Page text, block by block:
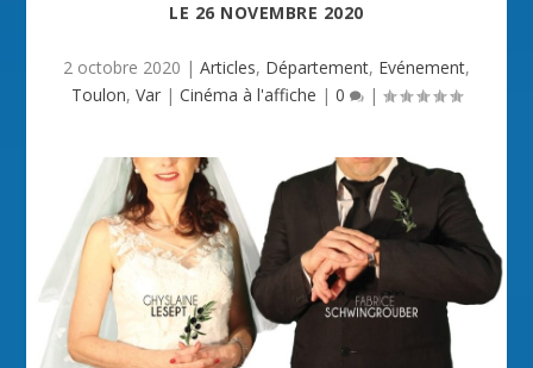
LE 26 NOVEMBRE 2020
2 octobre 2020 | Articles, Département, Evénement,
Toulon, Var | Cinéma à l'affiche | 0 |